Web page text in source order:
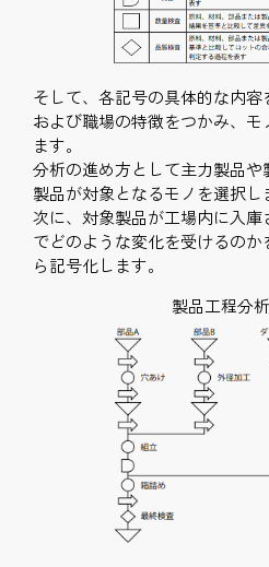
そして、各記号の具体的な内
および職場の特徴をつかみ、モ
ます。
分析の進め方として主力製品や
製品が対象となるモノを選択し
次に、対象製品が工場内に入庫
でどのような変化を受けるの
ら記号化します。
製品工程分